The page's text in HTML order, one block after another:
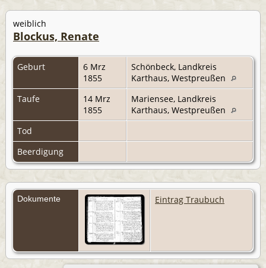
weiblich
Blockus, Renate
Geburt
6 Mrz
1855
Schönbeck, Landkreis
Karthaus, Westpreußen
Taufe
14 Mrz
1855
Mariensee, Landkreis
Karthaus, Westpreußen
Tod
Beerdigung
Dokumente Eintrag Traubuch